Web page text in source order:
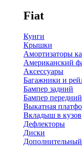
Fiat
Кунги
Крышки
Амортизаторы
Американский
Аксессуары
Багажники и
Бампер задний
Бампер передний
Выкатная
Вкладыш в кузов
Дефлекторы
Диски
Дополнительный